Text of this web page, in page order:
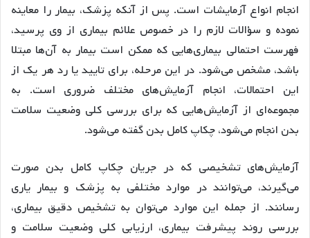
انجام انواع آزمایشات است. پس از آنکه پزشک، بیمار را معاینه
نموده و سؤالات لازم را در خصوص علائم بیماری از وی پرسید،
فهرست احتمالی بیماری‌هایی که ممکن است بیمار به آن‌ها مبتلا
باشد، مشخص می‌شود. در این مرحله، برای تایید یا رد هر یک از
این احتمالات، انجام آزمایش‌های مختلف ضروری است. به
مجموعه‌ای از آزمایش‌هایی که برای بررسی کلی وضعیت سلامت
بدن انجام می‌شود، چکاپ کامل بدن گفته می‌شود.
آزمایش‌های تشخیصی که در جریان چکاپ کامل بدن صورت
می‌گیرند، می‌توانند در موارد مختلفی به پزشک و بیمار یاری
رسانند. از جمله این موارد می‌توان به تشخیص دقیق بیماری،
بررسی روند پیشرفت بیماری، ارزیابی کلی وضعیت سلامت و